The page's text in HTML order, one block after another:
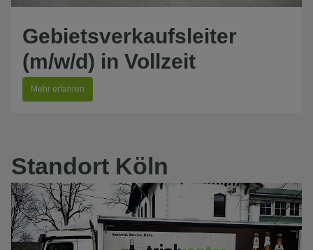
Gebietsverkaufsleiter
(m/w/d) in Vollzeit
Mehr erfahren
Standort Köln